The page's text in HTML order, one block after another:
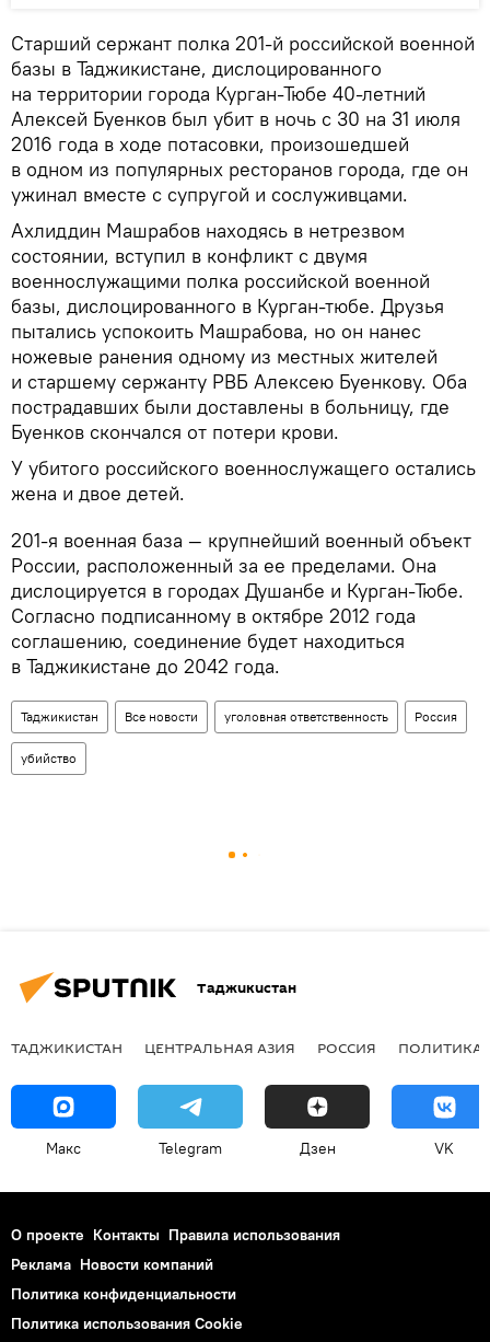
Старший сержант полка 201-й российской военной
базы в Таджикистане, дислоцированного
на территории города Курган-Тюбе 40-летний
Алексей Буенков был убит в ночь с 30 на 31 июля
2016 года в ходе потасовки, произошедшей
в одном из популярных ресторанов города, где он
ужинал вместе с супругой и сослуживцами.
Ахлиддин Машрабов находясь в нетрезвом
состоянии, вступил в конфликт с двумя
военнослужащими полка российской военной
базы, дислоцированного в Курган-тюбе. Друзья
пытались успокоить Машрабова, но он нанес
ножевые ранения одному из местных жителей
и старшему сержанту РВБ Алексею Буенкову. Оба
пострадавших были доставлены в больницу, где
Буенков скончался от потери крови.
У убитого российского военнослужащего остались
жена и двое детей.
201-я военная база — крупнейший военный объект
России, расположенный за ее пределами. Она
дислоцируется в городах Душанбе и Курган-Тюбе.
Согласно подписанному в октябре 2012 года
соглашению, соединение будет находиться
в Таджикистане до 2042 года.
Таджикистан Все новости уголовная ответственность Россия
убийство
Таджикистан
ТАДЖИКИСТАН ЦЕНТРАЛЬНАЯ АЗИЯ РОССИЯ ПОЛИТИКА
Макс Telegram Дзен VK
О проекте Контакты Правила использования
Реклама Новости компаний
Политика конфиденциальности
Политика использования Cookie